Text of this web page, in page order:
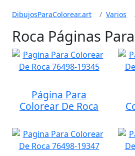
DibujosParaColorear.art Varios
Roca Páginas
Página Para
Colorear De Roca